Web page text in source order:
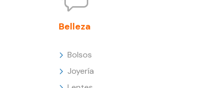
Belleza
Bolsos
Joyería